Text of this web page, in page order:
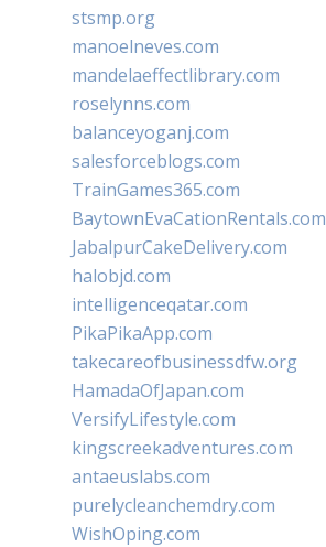
stsmp.org
manoelneves.com
mandelaeffectlibrary.com
roselynns.com
balanceyoganj.com
salesforceblogs.com
TrainGames365.com
BaytownEvaCationRentals.com
JabalpurCakeDelivery.com
halobjd.com
intelligenceqatar.com
PikaPikaApp.com
takecareofbusinessdfw.org
HamadaOfJapan.com
VersifyLifestyle.com
kingscreekadventures.com
antaeuslabs.com
purelycleanchemdry.com
WishOping.com